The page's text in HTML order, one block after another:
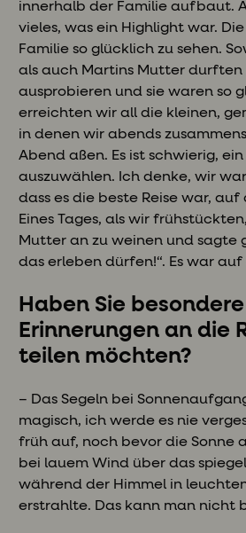
innerhalb der Familie aufbaut.
vieles, was ein Highlight war.
Familie so glücklich zu sehen.
als auch Martins Mutter durften
ausprobieren und sie waren so
erreichten wir all die kleinen,
in denen wir abends
Abend aßen. Es ist schwierig,
auszuwählen. Ich denke, wir
dass es die beste Reise war,
Eines Tages, als wir
Mutter an zu weinen und sagte
das erleben dürfen!“. Es war
Haben Sie besondere
Erinnerungen an die
teilen möchten?
– Das Segeln bei
magisch, ich werde es nie
früh auf, noch bevor die Sonne
bei lauem Wind über das
während der Himmel in
erstrahlte. Das kann man nicht